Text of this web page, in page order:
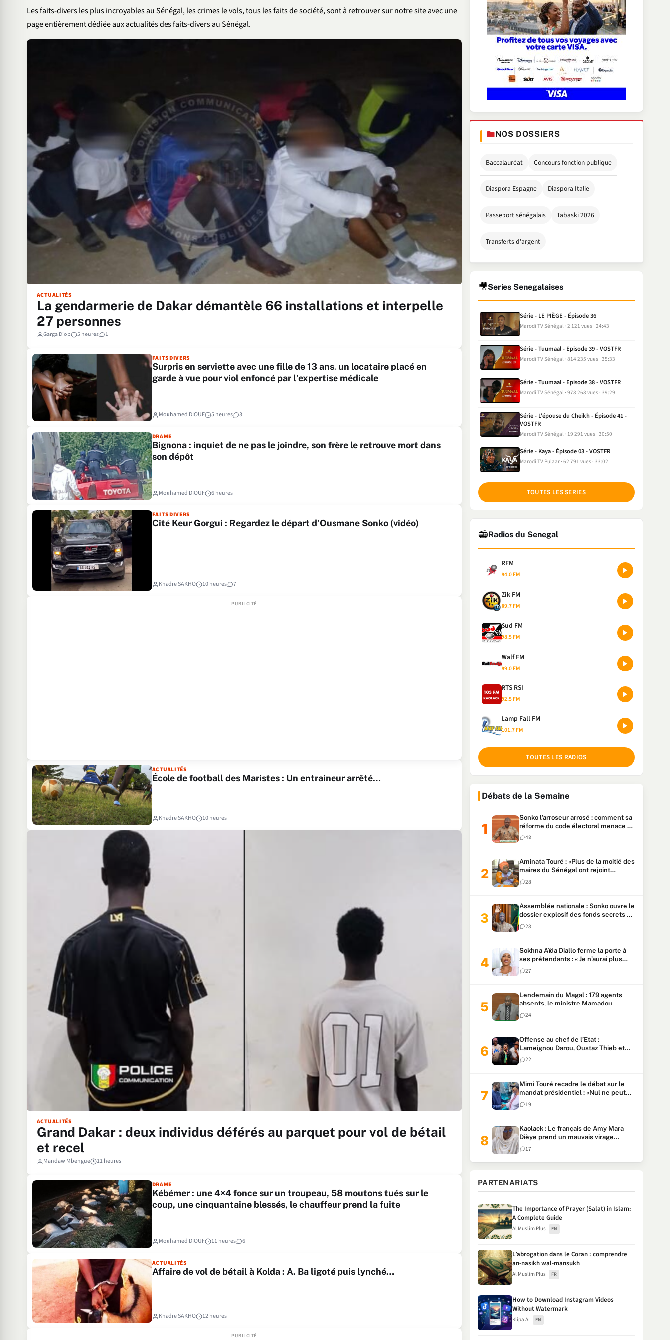
Les faits-divers les plus incroyables au Sénégal, les crimes le vols, tous les faits de société, sont à retrouver sur notre site avec une
page entièrement dédiée aux actualités des faits-divers au Sénégal.
ACTUALITÉS
La gendarmerie de Dakar démantèle 66 installations et interpelle
27 personnes
Garga Diop 5 heures 1
FAITS DIVERS
Surpris en serviette avec une fille de 13 ans, un locataire placé en
garde à vue pour viol enfoncé par l’expertise médicale
Mouhamed DIOUF 5 heures 3
DRAME
Bignona : inquiet de ne pas le joindre, son frère le retrouve mort dans
son dépôt
Mouhamed DIOUF 6 heures
FAITS DIVERS
Cité Keur Gorgui : Regardez le départ d’Ousmane Sonko (vidéo)
Khadre SAKHO 10 heures 7
ACTUALITÉS
École de football des Maristes : Un entraineur arrêté…
Khadre SAKHO 10 heures
ACTUALITÉS
Grand Dakar : deux individus déférés au parquet pour vol de bétail
et recel
Mandaw Mbengue 11 heures
DRAME
Kébémer : une 4×4 fonce sur un troupeau, 58 moutons tués sur le
coup, une cinquantaine blessés, le chauffeur prend la fuite
Mouhamed DIOUF 11 heures 6
ACTUALITÉS
Affaire de vol de bétail à Kolda : A. Ba ligoté puis lynché…
Khadre SAKHO 12 heures
NOS DOSSIERS
Baccalauréat Concours fonction publique
Diaspora Espagne Diaspora Italie
Passeport sénégalais Tabaski 2026
Transferts d'argent
🎥Series Senegalaises
Série - LE PIÈGE - Épisode 36
Marodi TV Sénégal 2 121 vues 24:43
Série - Tuumaal - Episode 39 - VOSTFR
Marodi TV Sénégal 814 235 vues 35:33
Série - Tuumaal - Episode 38 - VOSTFR
Marodi TV Sénégal 978 268 vues 39:29
Série - L'épouse du Cheikh - Épisode 41 -
VOSTFR
Marodi TV Sénégal 19 291 vues 30:50
Série - Kaya - Épisode 03 - VOSTFR
Marodi TV Pulaar 62 791 vues 33:02
TOUTES LES SERIES
📻Radios du Senegal
RFM
94.0 FM
Zik FM
89.7 FM
Sud FM
98.5 FM
Walf FM
99.0 FM
RTS RSI
92.5 FM
Lamp Fall FM
101.7 FM
TOUTES LES RADIOS
Débats de la Semaine
Sonko l’arroseur arrosé : comment sa
réforme du code électoral menace sa
candidature
48
Aminata Touré : «Plus de la moitié des
maires du Sénégal ont rejoint
Kiiraay»
28
Assemblée nationale : Sonko ouvre le
dossier explosif des fonds secrets et
du patrimoine présidentiel
28
Sokhna Aïda Diallo ferme la porte à
ses prétendants : « Je n’aurai plus
jamais un autre mari »
27
Lendemain du Magal : 179 agents
absents, le ministre Mamadou
Lamine Dianté exige des explications
24
Offense au chef de l’Etat :
Lameignou Darou, Oustaz Thieb et
Ndiaye Touba lourdement
condamnés
22
Mimi Touré recadre le débat sur le
mandat présidentiel : «Nul ne peut
faire plus de deux mandats
consécutifs de 5 ans»
19
Kaolack : Le français de Amy Mara
Dièye prend un mauvais virage
(Vidéo)
17
PARTENARIATS
The Importance of Prayer (Salat) in Islam:
A Complete Guide
Al Muslim Plus EN
L’abrogation dans le Coran : comprendre
an-nasikh wal-mansukh
Al Muslim Plus FR
How to Download Instagram Videos
Without Watermark
Klipa AI EN